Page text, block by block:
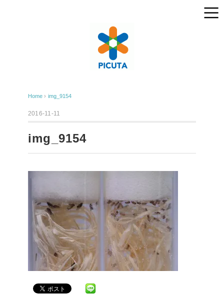
Home › img_9154
2016-11-11
img_9154